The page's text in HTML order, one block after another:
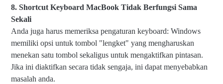
8. Shortcut Keyboard MacBook Tidak Berfungsi Sama
Sekali
Anda juga harus memeriksa pengaturan keyboard: Windows
memiliki opsi untuk tombol "lengket" yang mengharuskan
menekan satu tombol sekaligus untuk mengaktifkan pintasan.
Jika ini diaktifkan secara tidak sengaja, ini dapat menyebabkan
masalah anda.